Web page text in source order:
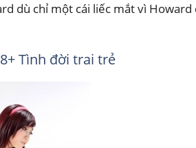
dù chỉ một cái liếc mắt vì
Tình đời trai trẻ